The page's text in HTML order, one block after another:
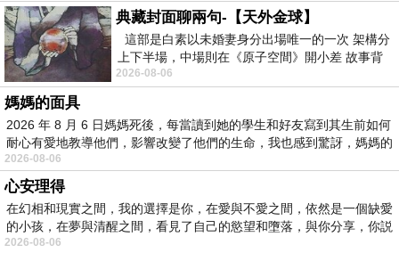
典藏封面聊兩句-【天外金球】
這部是白素以未婚妻身分出場唯一的一次 架構分
上下半場，中場則在《原子空間》開小差 故事背
景影射西藏境外流亡 地下組織
2026-08-06
媽媽的面具
2026 年 8 月 6 日媽媽死後，每當讀到她的學生和好友寫到其生前如何
耐心有愛地教導他們，影響改變了他們的生命，我也感到驚訝，媽媽的
2026-08-06
心安理得
在幻相和現實之間，我的選擇是你，在愛與不愛之間，依然是一個缺愛
的小孩，在夢與清醒之間，看見了自己的慾望和墮落，與你分享，你説
2026-08-06